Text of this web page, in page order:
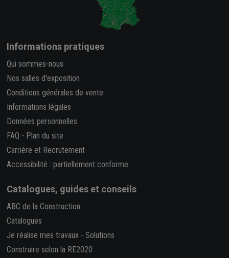
Informations pratiques
Qui sommes-nous
Nos salles d'exposition
Conditions générales de vente
Informations légales
Données personnelles
FAQ - Plan du site
Carrière et Recrutement
Accessibilité : partiellement conforme
Catalogues, guides et conseils
ABC de la Construction
Catalogues
Je réalise mes travaux - Solutions
Construire selon la RE2020